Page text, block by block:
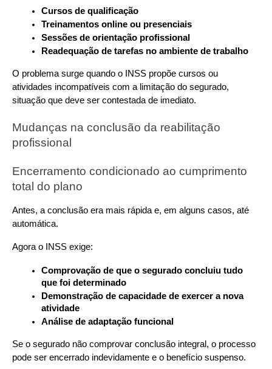
Cursos de qualificação
Treinamentos online ou presenciais
Sessões de orientação profissional
Readequação de tarefas no ambiente de trabalho
O problema surge quando o INSS propõe cursos ou
atividades incompatíveis com a limitação do segurado,
situação que deve ser contestada de imediato.
Mudanças na conclusão da reabilitação
profissional
Encerramento condicionado ao cumprimento
total do plano
Antes, a conclusão era mais rápida e, em alguns casos, até
automática.
Agora o INSS exige:
Comprovação de que o segurado concluiu tudo
que foi determinado
Demonstração de capacidade de exercer a nova
atividade
Análise de adaptação funcional
Se o segurado não comprovar conclusão integral, o processo
pode ser encerrado indevidamente e o benefício suspenso.